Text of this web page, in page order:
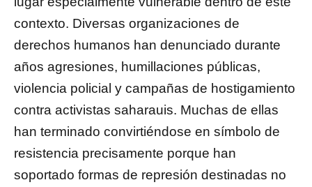
contexto. Diversas organizaciones de
derechos humanos han denunciado durante
años agresiones, humillaciones públicas,
violencia policial y campañas de hostigamiento
contra activistas saharauis. Muchas de ellas
han terminado convirtiéndose en símbolo de
resistencia precisamente porque han
soportado formas de represión destinadas no